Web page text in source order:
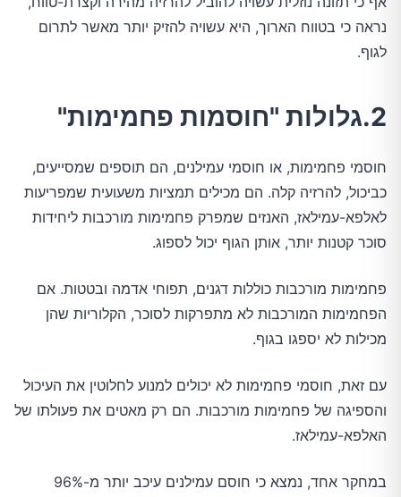
נראה כי בטווח הארוך, היא עשויה להזיק יותר מאשר לתרום
לגוף.
2.גלולות "חוסמות פחמימות"
חוסמי פחמימות, או חוסמי עמילנים, הם תוספים שמסייעים,
כביכול, להרזיה קלה. הם מכילים תמציות משעועית שמפריעות
לאלפא-עמילאז, האנזים שמפרק פחמימות מורכבות ליחידות
סוכר קטנות יותר, אותן הגוף יכול לספוג.
פחמימות מורכבות כוללות דגנים, תפוחי אדמה ובטטות. אם
הפחמימות המורכבות לא מתפרקות לסוכר, הקלוריות שהן
מכילות לא יספגו בגוף.
עם זאת, חוסמי פחמימות לא יכולים למנוע לחלוטין את העיכול
והספיגה של פחמימות מורכבות. הם רק מאטים את פעולתו של
האלפא-עמילאז.
במחקר אחד, נמצא כי חוסם עמילנים עיכב יותר מ-96%